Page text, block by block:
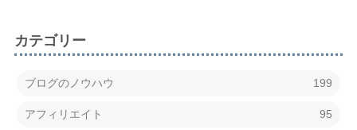
カテゴリー
ブログのノウハウ 199
アフィリエイト 95